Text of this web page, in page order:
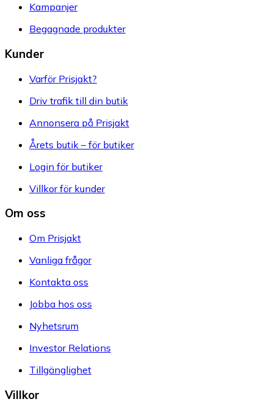
Kampanjer
Begagnade produkter
Kunder
Varför Prisjakt?
Driv trafik till din butik
Annonsera på Prisjakt
Årets butik – för butiker
Login för butiker
Villkor för kunder
Om oss
Om Prisjakt
Vanliga frågor
Kontakta oss
Jobba hos oss
Nyhetsrum
Investor Relations
Tillgänglighet
Villkor